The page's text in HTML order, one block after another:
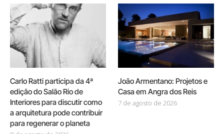
Carlo Ratti participa da 4ª
edição do Salão Rio de
Interiores para discutir como
a arquitetura pode contribuir
para regenerar o planeta
João Armentano: Projetos e
Casa em Angra dos Reis
7 de agosto de 2026